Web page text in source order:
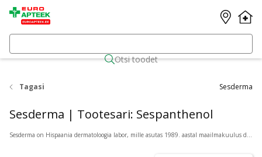
Otsi toodet
Tagasi Sesderma
Sesderma | Tootesari: Sespanthenol
Sesderma on Hispaania dermatoloogia labor, mille asutas 1989. aastal maailmakuulus dermatoloog Dr. Gabriel Serrano. Sesderma on pühendunud dermatoloogilise kosmeetika uurimisele, arendamisele ja valmistamisele. Sesderma kasutab kõikide toodete valmistamiseks spetsialiseeritud teadus- ja arendustegevust. Täpsemalt, on Sesderma pioneer nanotehnoloogia kasutamisel dermo kosmeetikas. Tänu nanotehnoloogia edusammudele on Sesderma saavutanud kõige suurema aktiivsete koostisosadega koostise, mida seni kasutatud on, ja seeläbi on Sesdermal õnnestunud maksimeerida oma pakutavate toodete valemite tõhusust. Sesdermat tooteid aitabki teistest toodetest eristada nende toodete tõhusus! Sesderma eesmärgiks ja prioriteediks on tervis ja heaolu. Sesderma laborit inspireerivad samad väärtused, mida Dr. Gabriel Serrano rakendab: teadmised, heldus ja inimlikkus.